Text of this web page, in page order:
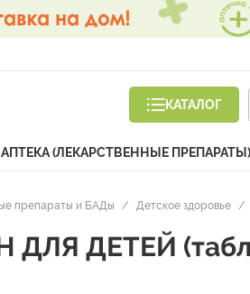
КАТАЛОГ
(ЛЕКАРСТВЕННЫЕ ПРЕПАРАТЫ)
препараты и БАДы / Детское здоровье /
ДЕТЕЙ